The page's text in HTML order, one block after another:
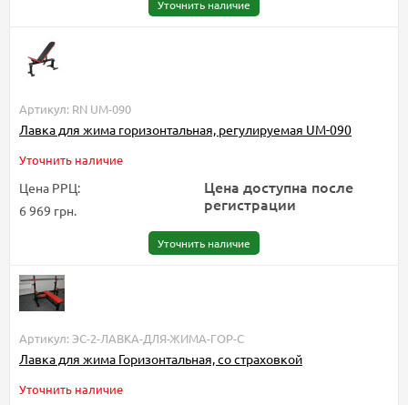
Уточнить наличие
Артикул: RN UM-090
Лавка для жима горизонтальная, регулируемая UM-090
Уточнить наличие
Цена РРЦ:
6 969 грн.
Цена доступна после
регистрации
Уточнить наличие
Артикул: ЭС-2-ЛАВКА-ДЛЯ-ЖИМА-ГОР-С
Лавка для жима Горизонтальная, со страховкой
Уточнить наличие